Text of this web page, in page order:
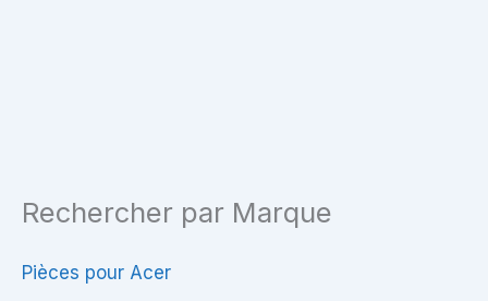
Rechercher par Marque
Pièces pour Acer